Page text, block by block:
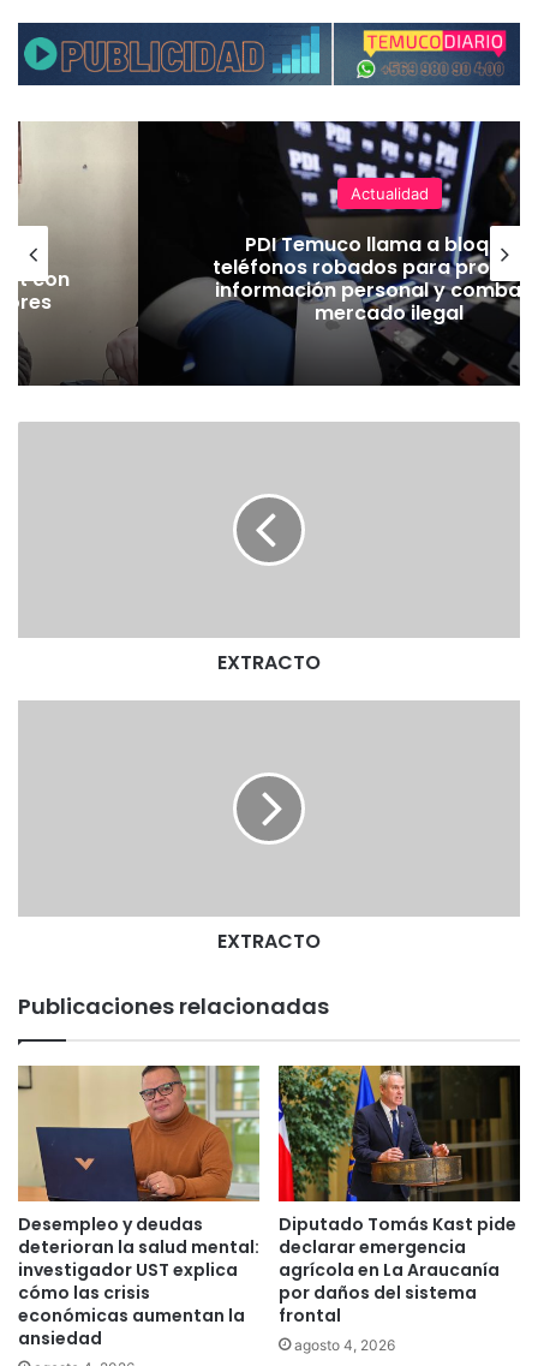
en
con
Actualidad
PDI Temuco llama a bloquear
teléfonos robados para
información personal y
mercado ilegal
EXTRACTO
EXTRACTO
Publicaciones relacionadas
Desempleo y deudas
deterioran la salud mental:
investigador UST explica
cómo las crisis
económicas aumentan la
ansiedad
Diputado Tomás Kast pide
declarar emergencia
agrícola en La Araucanía
por daños del sistema
frontal
agosto 4, 2026